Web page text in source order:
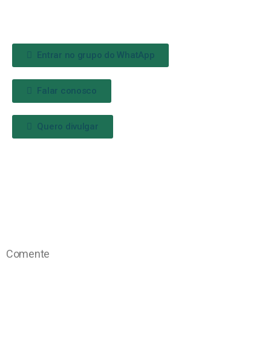
Entrar no grupo do WhatApp
Falar conosco
Quero divulgar
Comente